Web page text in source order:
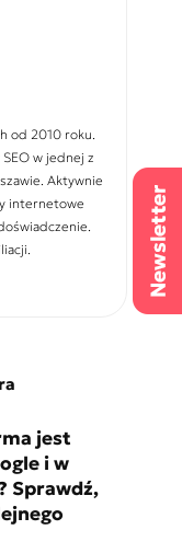
od 2010 roku.
w jednej z
Aktywnie
internetowe
jest
i w
Sprawdź,